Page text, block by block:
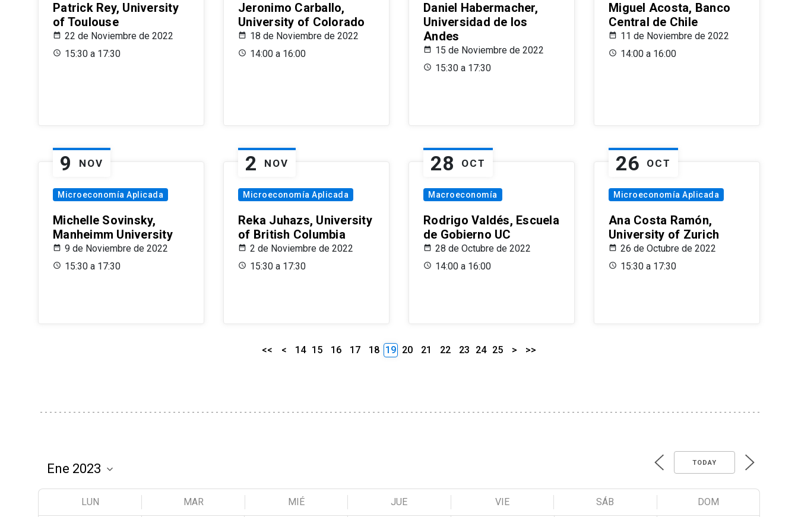
Patrick Rey, University
of Toulouse
22 de Noviembre de 2022
15:30 a 17:30
Jeronimo Carballo,
University of Colorado
18 de Noviembre de 2022
14:00 a 16:00
Daniel Habermacher,
Universidad de los
Andes
15 de Noviembre de 2022
15:30 a 17:30
Miguel Acosta, Banco
Central de Chile
11 de Noviembre de 2022
14:00 a 16:00
9 NOV
Microeconomía Aplicada
Michelle Sovinsky,
Manheimm University
9 de Noviembre de 2022
15:30 a 17:30
2 NOV
Microeconomía Aplicada
Reka Juhazs, University
of British Columbia
2 de Noviembre de 2022
15:30 a 17:30
28 OCT
Macroeconomía
Rodrigo Valdés, Escuela
de Gobierno UC
28 de Octubre de 2022
14:00 a 16:00
26 OCT
Microeconomía Aplicada
Ana Costa Ramón,
University of Zurich
26 de Octubre de 2022
15:30 a 17:30
<< < 14 15 16 17 18 19 20 21 22 23 24 25 > >>
TODAY
LUN MAR MIÉ JUE VIE SÁB DOM